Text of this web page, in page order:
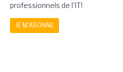
professionnels de l'IT!
JE M'ABONNE